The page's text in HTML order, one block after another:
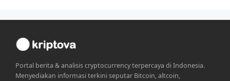
Portal berita & analisis cryptocurrency terpercaya di Indonesia.
Menyediakan informasi terkini seputar Bitcoin, altcoin,